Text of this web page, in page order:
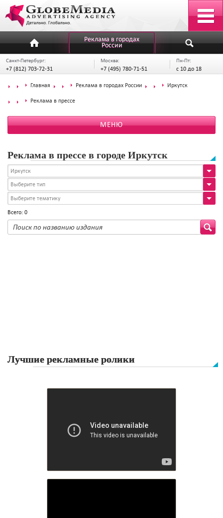
Реклама в городах
России
Санкт-Петербург:
+7 (812) 703-72-31
Москва:
+7 (495) 780-71-51
Пн-Пт:
с 10 до 18
Главная Реклама в городах России Иркутск
Реклама в прессе
МЕНЮ
Реклама в прессе в городе Иркутск
Иркутск
Выберите тип
Выберите тематику
Всего: 0
Лучшие рекламные ролики